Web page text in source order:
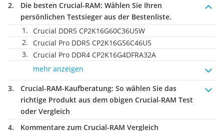
Die besten Crucial-RAM: Wählen Sie Ihren
persönlichen Testsieger aus der Bestenliste.
Crucial DDR5 CP2K16G60C36U5W
Crucial Pro DDR5 CP2K16G56C46U5
Crucial Pro DDR4 CP2K16G4DFRA32A
mehr anzeigen
Crucial-RAM-Kaufberatung: So wählen Sie das
richtige Produkt aus dem obigen Crucial-RAM Test
oder Vergleich
Kommentare zum Crucial-RAM Vergleich